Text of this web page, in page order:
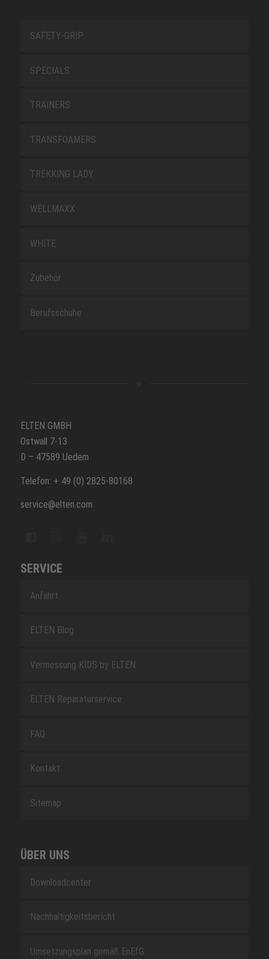
SAFETY-GRIP
SPECIALS
TRAINERS
TRANSFOAMERS
TREKKING LADY
WELLMAXX
WHITE
Zubehör
Berufsschuhe
ELTEN GMBH
Ostwall 7-13
D – 47589 Uedem
Telefon: + 49 (0) 2825-80168
service@elten.com
SERVICE
Anfahrt
ELTEN Blog
Vermessung KIDS by ELTEN
ELTEN Reparaturservice
FAQ
Kontakt
Sitemap
ÜBER UNS
Downloadcenter
Nachhaltigkeitsbericht
Umsetzungsplan gemäß EnEfG